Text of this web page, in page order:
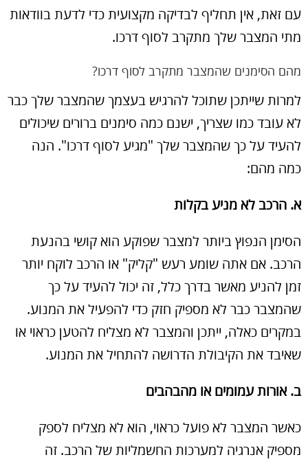
עם זאת, אין תחליף לבדיקה מקצועית כדי לדעת בוודאות
מתי המצבר שלך מתקרב לסוף דרכו.
מהם הסימנים שהמצבר מתקרב לסוף דרכו?
למרות שייתכן שתוכל להרגיש בעצמך שהמצבר שלך כבר
לא עובד כמו שצריך, ישנם כמה סימנים ברורים שיכולים
להעיד על כך שהמצבר שלך "מגיע לסוף דרכו". הנה
כמה מהם:
א. הרכב לא מניע בקלות
הסימן הנפוץ ביותר למצבר שפוקע הוא קושי בהנעת
הרכב. אם אתה שומע רעש "קליק" או הרכב לוקח יותר
זמן להניע מאשר בדרך כלל, זה יכול להעיד על כך
שהמצבר כבר לא מספיק חזק כדי להפעיל את המנוע.
במקרים כאלה, ייתכן והמצבר לא מצליח להטען כראוי או
שאיבד את הקיבולת הדרושה להתחיל את המנוע.
ב. אורות עמומים או מהבהבים
כאשר המצבר לא פועל כראוי, הוא לא מצליח לספק
מספיק אנרגיה למערכות החשמליות של הרכב. זה